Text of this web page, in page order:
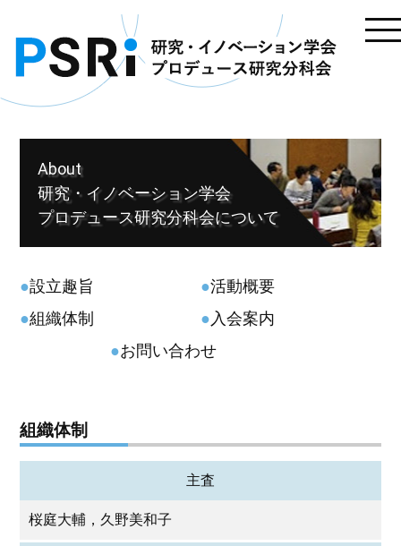
About
研究・イノベーション学会
プロデュース研究分科会について
設立趣旨
活動概要
組織体制
入会案内
お問い合わせ
組織体制
主査
桜庭大輔，久野美和子